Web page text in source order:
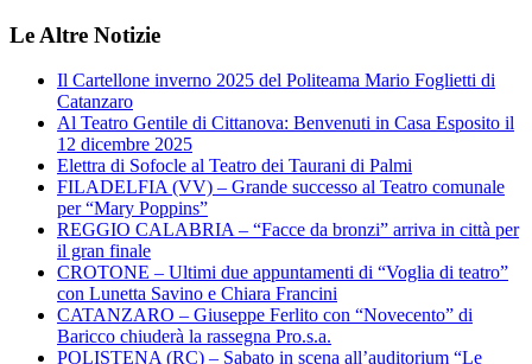
Le Altre Notizie
Il Cartellone inverno 2025 del Politeama Mario Foglietti di
Catanzaro
Al Teatro Gentile di Cittanova: Benvenuti in Casa Esposito il
12 dicembre 2025
Elettra di Sofocle al Teatro dei Taurani di Palmi
FILADELFIA (VV) – Grande successo al Teatro comunale
per “Mary Poppins”
REGGIO CALABRIA – “Facce da bronzi” arriva in città per
il gran finale
CROTONE – Ultimi due appuntamenti di “Voglia di teatro”
con Lunetta Savino e Chiara Francini
CATANZARO – Giuseppe Ferlito con “Novecento” di
Baricco chiuderà la rassegna Pro.s.a.
POLISTENA (RC) – Sabato in scena all’auditorium “Le